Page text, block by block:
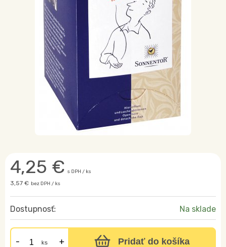
4,25 € s DPH / ks
3,57 € bez DPH / ks
Dostupnosť: Na sklade
ks Pridať do košíka